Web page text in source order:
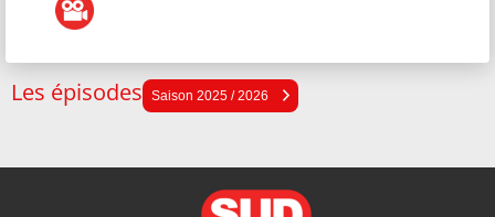
Les épisodes Saison 2025 / 2026
Saison 2023 / 2024